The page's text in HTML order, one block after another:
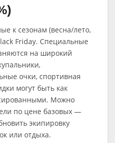
к сезонам (весна/лето,
Friday. Специальные
на широкий
очки, спортивная
могут быть как
Можно
по цене базовых —
экипировку
или отдыха.